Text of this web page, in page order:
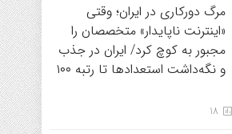
مرگ دورکاری در ایران؛ وقتی
«اینترنت ناپایدار» متخصصان را
مجبور به کوچ کرد/ ایران در جذب
و نگه‌داشت استعدادها تا رتبه ۱۰۰
18